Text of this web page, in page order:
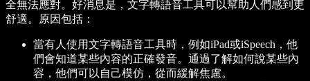
全無法應對。好消息是，文字轉語音工具可以幫助人們感到更
舒適。原因包括：
當有人使用文字轉語音工具時，例如iPad或iSpeech，他
們會知道某些內容的正確發音。通過了解如何說某些內
容，他們可以自己模仿，從而緩解焦慮。